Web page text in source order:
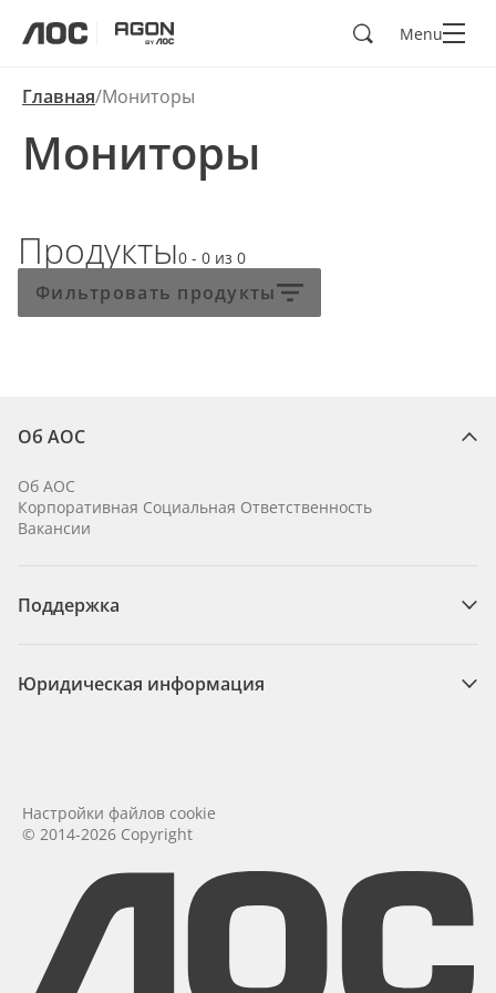
ПоискMenu
Главная Мониторы
Мониторы
Продукты0 - 0 из 0
Фильтровать продукты
Об AOC
Об AOC
Корпоративная Социальная Ответственность
Вакансии
Поддержка
Юридическая информация
© 2014-2026 Copyright
Настройки файлов cookie